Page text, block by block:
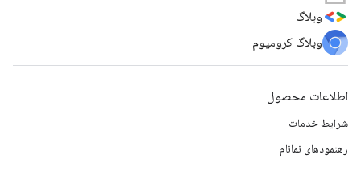
وبلاگ
وبلاگ کرومیوم
اطلاعات محصول
شرایط خدمات
رهنمودهای نمانام